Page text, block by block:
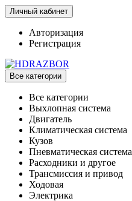
Личный кабинет
Авторизация
Регистрация
Все категории
Все категории
Выхлопная система
Двигатель
Климатическая система
Кузов
Пневматическая система
Расходники и другое
Трансмиссия и привод
Ходовая
Электрика